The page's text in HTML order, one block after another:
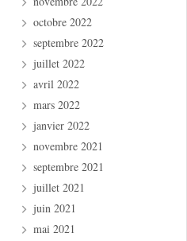
octobre 2022
septembre 2022
juillet 2022
avril 2022
mars 2022
janvier 2022
novembre 2021
septembre 2021
juillet 2021
juin 2021
mai 2021